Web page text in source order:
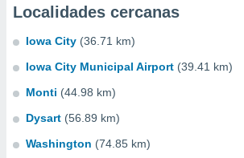
Localidades cercanas
Iowa City (36.71 km)
Iowa City Municipal Airport (39.41 km)
Monti (44.98 km)
Dysart (56.89 km)
Washington (74.85 km)